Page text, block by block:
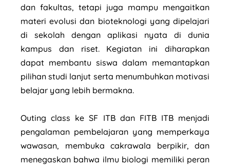
dan fakultas, tetapi juga mampu mengaitkan
materi evolusi dan bioteknologi yang dipelajari
di sekolah dengan aplikasi nyata di dunia
kampus dan riset. Kegiatan ini diharapkan
dapat membantu siswa dalam memantapkan
pilihan studi lanjut serta menumbuhkan motivasi
belajar yang lebih bermakna.
Outing class ke SF ITB dan FITB ITB menjadi
pengalaman pembelajaran yang memperkaya
wawasan, membuka cakrawala berpikir, dan
menegaskan bahwa ilmu biologi memiliki peran